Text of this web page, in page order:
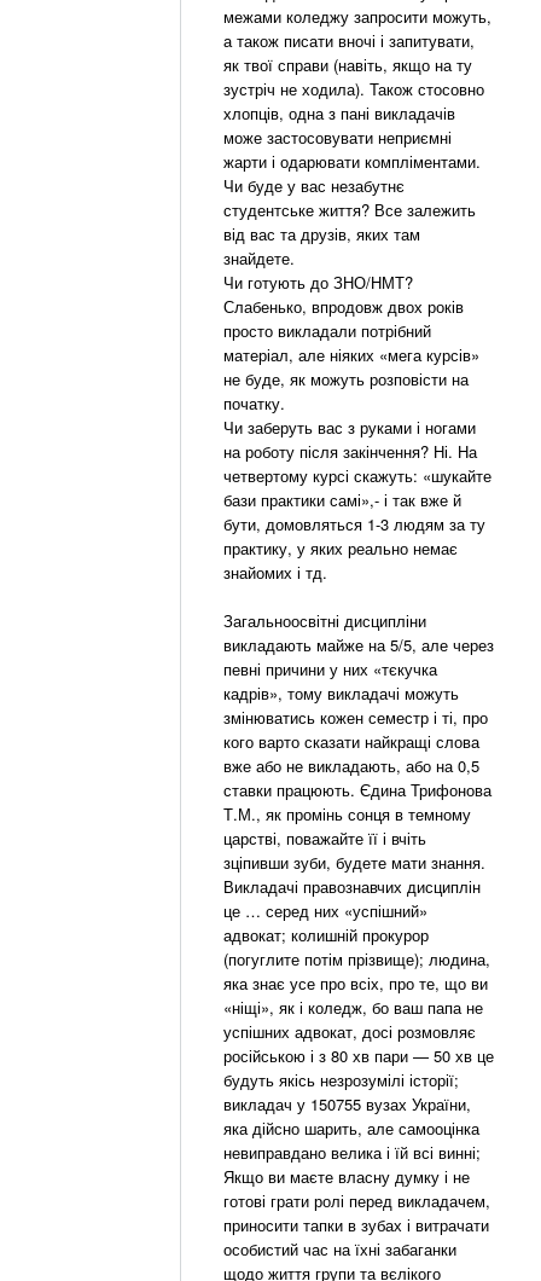
межами коледжу запросити можуть,
а також писати вночі і запитувати,
як твої справи (навіть, якщо на ту
зустріч не ходила). Також стосовно
хлопців, одна з пані викладачів
може застосовувати неприємні
жарти і одарювати компліментами.
Чи буде у вас незабутнє
студентське життя? Все залежить
від вас та друзів, яких там
знайдете.
Чи готують до ЗНО/НМТ?
Слабенько, впродовж двох років
просто викладали потрібний
матеріал, але ніяких «мега курсів»
не буде, як можуть розповісти на
початку.
Чи заберуть вас з руками і ногами
на роботу після закінчення? Ні. На
четвертому курсі скажуть: «шукайте
бази практики самі»,- і так вже й
бути, домовляться 1-3 людям за ту
практику, у яких реально немає
знайомих і тд.
Загальноосвітні дисципліни
викладають майже на 5/5, але через
певні причини у них «тєкучка
кадрів», тому викладачі можуть
змінюватись кожен семестр і ті, про
кого варто сказати найкращі слова
вже або не викладають, або на 0,5
ставки працюють. Єдина Трифонова
Т.М., як промінь сонця в темному
царстві, поважайте її і вчіть
зціпивши зуби, будете мати знання.
Викладачі правознавчих дисциплін
це … серед них «успішний»
адвокат; колишній прокурор
(погуглите потім прізвище); людина,
яка знає усе про всіх, про те, що ви
«ніщі», як і коледж, бо ваш папа не
успішних адвокат, досі розмовляє
російською і з 80 хв пари — 50 хв це
будуть якісь незрозумілі історії;
викладач у 150755 вузах України,
яка дійсно шарить, але самооцінка
невиправдано велика і їй всі винні;
Якщо ви маєте власну думку і не
готові грати ролі перед викладачем,
приносити тапки в зубах і витрачати
особистий час на їхні забаганки
щодо життя групи та вєлікого